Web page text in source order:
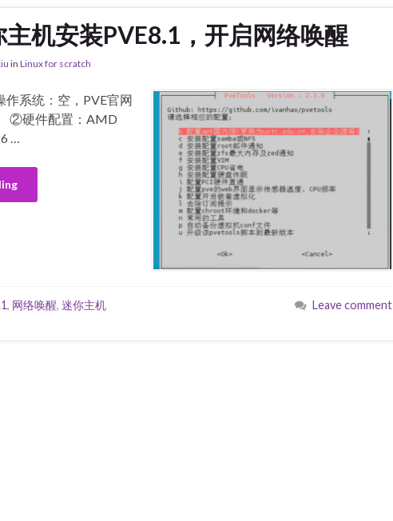
主机安装PVE8.1，开启网络唤醒
in Linux for scratch
系统：空，PVE官网
②硬件配置：AMD
…
, 网络唤醒, 迷你主机 Leave comment